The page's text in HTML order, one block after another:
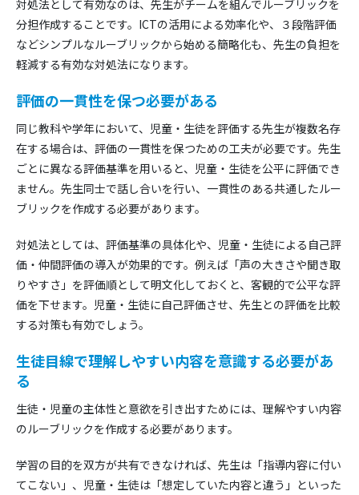
対処法として有効なのは、先生がチームを組んでルーブリックを
分担作成することです。ICTの活用による効率化や、３段階評価
などシンプルなルーブリックから始める簡略化も、先生の負担を
軽減する有効な対処法になります。
評価の一貫性を保つ必要がある
同じ教科や学年において、児童・生徒を評価する先生が複数名存
在する場合は、評価の一貫性を保つための工夫が必要です。先生
ごとに異なる評価基準を用いると、児童・生徒を公平に評価でき
ません。先生同士で話し合いを行い、一貫性のある共通したルー
ブリックを作成する必要があります。
対処法としては、評価基準の具体化や、児童・生徒による自己評
価・仲間評価の導入が効果的です。例えば「声の大きさや聞き取
りやすさ」を評価順として明文化しておくと、客観的で公平な評
価を下せます。児童・生徒に自己評価させ、先生との評価を比較
する対策も有効でしょう。
生徒目線で理解しやすい内容を意識する必要があ
る
生徒・児童の主体性と意欲を引き出すためには、理解やすい内容
のルーブリックを作成する必要があります。
学習の目的を双方が共有できなければ、先生は「指導内容に付い
てこない」、児童・生徒は「想定していた内容と違う」といった